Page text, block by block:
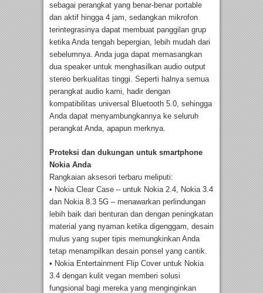
sebagai perangkat yang benar-benar portable
dan aktif hingga 4 jam, sedangkan mikrofon
terintegrasinya dapat membuat panggilan grup
ketika Anda tengah bepergian, lebih mudah dari
sebelumnya. Anda juga dapat memasangkan
dua speaker untuk menghasilkan audio output
stereo berkualitas tinggi. Seperti halnya semua
perangkat audio kami, hadir dengan
kompatibilitas universal Bluetooth 5.0, sehingga
Anda dapat menyambungkannya ke seluruh
perangkat Anda, apapun merknya.
Proteksi dan dukungan untuk smartphone
Nokia Anda
Rangkaian aksesori terbaru meliputi:
• Nokia Clear Case – untuk Nokia 2.4, Nokia 3.4
dan Nokia 8.3 5G – menawarkan perlindungan
lebih baik dari benturan dan dengan peningkatan
material yang nyaman ketika digenggam, desain
mulus yang super tipis memungkinkan Anda
tetap menampilkan desain ponsel yang cantik.
• Nokia Entertainment Flip Cover untuk Nokia
3.4 dengan kulit vegan memberi solusi
fungsional bagi mereka yang menginginkan